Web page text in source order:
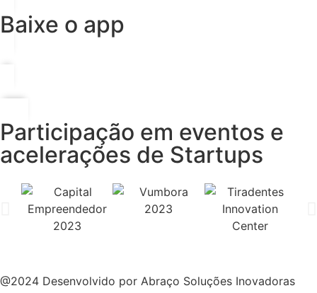
Baixe o app
Participação em eventos e
acelerações de Startups
@2024 Desenvolvido por Abraço Soluções Inovadoras